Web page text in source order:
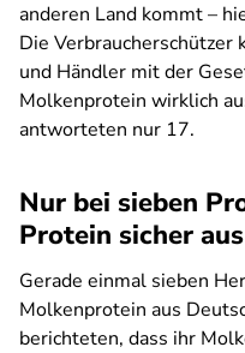
anderen Land kommt –
Die
und Händler mit der
Molkenprotein wirklich
antworteten nur 17.
Nur bei sieben
Protein sicher
Gerade einmal sieben
Molkenprotein aus
berichteten, dass ihr